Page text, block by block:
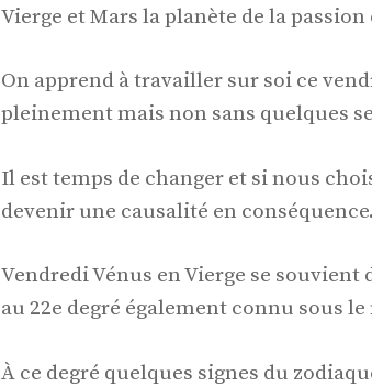
Vierge et Mars la planète de la passion
On apprend à travailler sur soi ce
pleinement mais non sans quelques
Il est temps de changer et si nous
devenir une causalité en conséquence.
Vendredi Vénus en Vierge se souvient
au 22e degré également connu sous
À ce degré quelques signes du